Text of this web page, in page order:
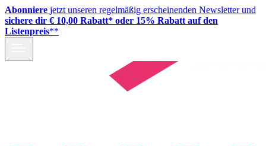
Abonniere jetzt unseren regelmäßig erscheinenden Newsletter und
sichere dir € 10,00 Rabatt* oder 15% Rabatt auf den
Listenpreis**